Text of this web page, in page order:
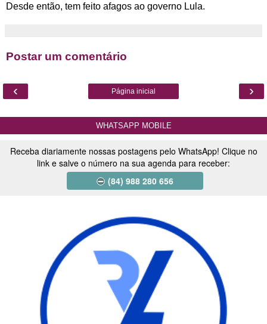
Desde então, tem feito afagos ao governo Lula.
Postar um comentário
‹ ›
Página inicial
WHATSAPP MOBILE
Receba diariamente nossas postagens pelo WhatsApp! Clique no
link e salve o número na sua agenda para receber:
(84) 988 280 656